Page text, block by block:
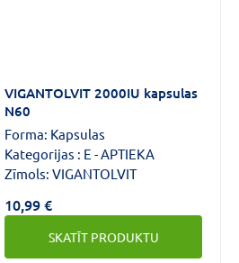
VIGANTOLVIT 2000IU kapsulas
N60
Forma: Kapsulas
Kategorijas : E - APTIEKA
Zīmols:VIGANTOLVIT
10,99 €
SKATĪT PRODUKTU